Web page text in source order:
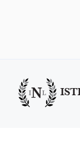
contenuto